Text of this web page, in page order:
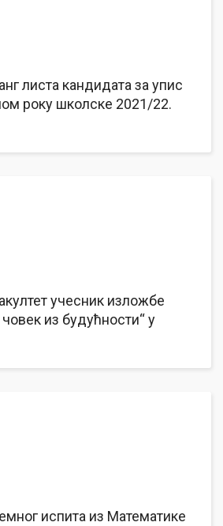
листа кандидата за упис
року школске 2021/22.
учесник изложбе
из будућности“ у
испита из Математике